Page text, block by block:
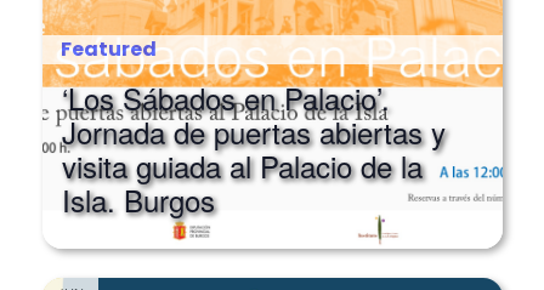
Featured
‘Los Sábados en Palacio’.
Jornada de puertas abiertas y
visita guiada al Palacio de la
Isla. Burgos
JUN
7 12:00